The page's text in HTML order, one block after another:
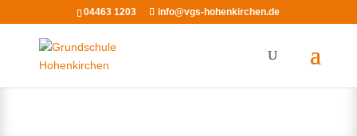
04463 1203 info@vgs-hohenkirchen.de